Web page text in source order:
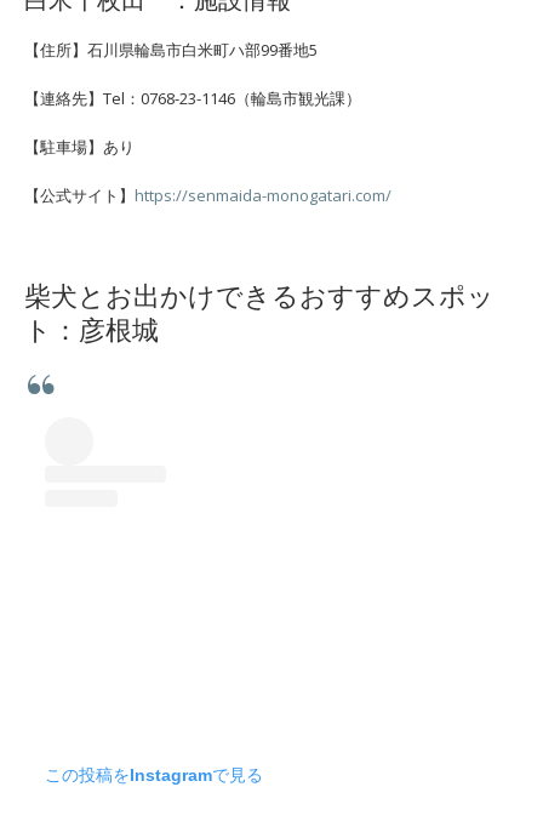
【住所】石川県輪島市白米町ハ部99番地5
【連絡先】Tel：0768-23-1146（輪島市観光課）
【駐車場】あり
【公式サイト】 https://senmaida-monogatari.com/
柴犬とお出かけできるおすすめスポッ
ト：彦根城
この投稿をInstagramで見る